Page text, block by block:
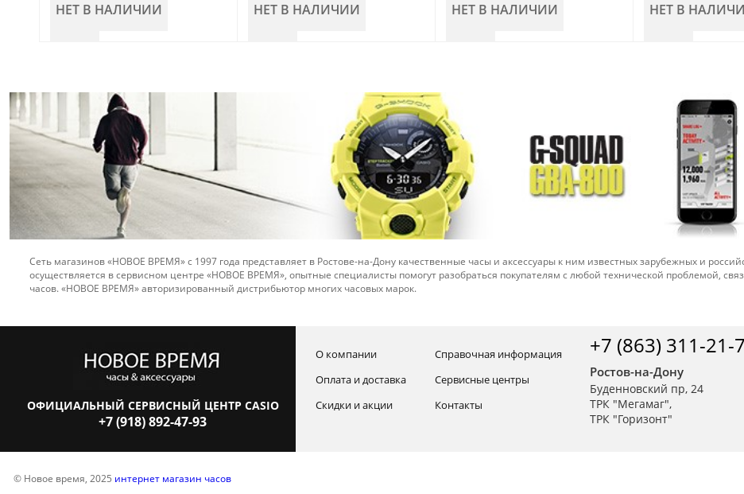
НЕТ В НАЛИЧИИ НЕТ В НАЛИЧИИ НЕТ В НАЛИЧИИ НЕТ В
Сеть магазинов «НОВОЕ ВРЕМЯ» с 1997 года представляет в Ростове-на-Дону качественные часы и аксессуары к ним известных зарубежных и
осуществляется в сервисном центре «НОВОЕ ВРЕМЯ», опытные специалисты помогут разобраться покупателям с любой технической проблемой,
часов. «НОВОЕ ВРЕМЯ» авторизированный дистрибьютор многих часовых марок.
ОФИЦИАЛЬНЫЙ СЕРВИСНЫЙ ЦЕНТР CASIO
+7 (918) 892-47-93
О компании
Оплата и доставка
Скидки и акции
Справочная информация
Сервисные центры
Контакты
+7 (863) 311-21-
Ростов-на-Дону
Буденновский пр, 24
ТРК "Мегамаг",
ТРК "Горизонт"
© Новое время, 2025 интернет магазин часов